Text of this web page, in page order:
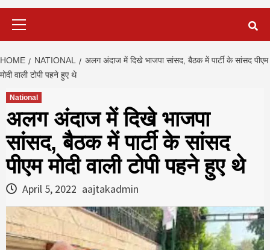
HOME NATIONAL
अलग अंदाज में दिखे भाजपा सांसद, बैठक में पार्टी के सांसद पीएम
मोदी वाली टोपी पहने हुए थे
National
अलग अंदाज में दिखे भाजपा
सांसद, बैठक में पार्टी के सांसद
पीएम मोदी वाली टोपी पहने हुए थे
April 5, 2022 aajtakadmin